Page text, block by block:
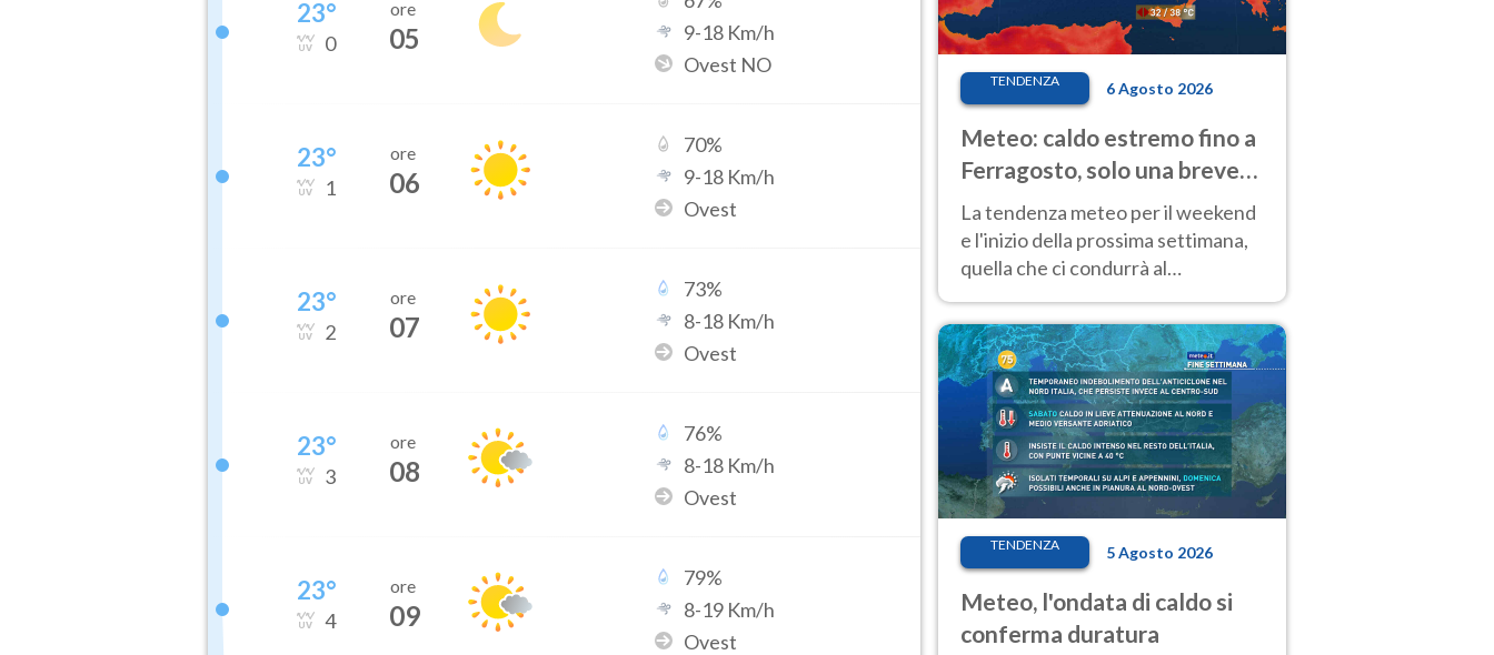
23°
0
ore
05
9-18 Km/h
Ovest NO
23°
1
ore
06
70%
9-18 Km/h
Ovest
23°
2
ore
07
73%
8-18 Km/h
Ovest
23°
3
ore
08
76%
8-18 Km/h
Ovest
23°
4
ore
09
79%
8-19 Km/h
Ovest
TENDENZA 6 Agosto 2026
Meteo: caldo estremo fino a
Ferragosto, solo una breve
pausa. Ecco dove
La tendenza meteo per il weekend
e l'inizio della prossima settimana,
quella che ci condurrà al
temperature molto elevate
TENDENZA 5 Agosto 2026
Meteo, l'ondata di caldo si
conferma duratura